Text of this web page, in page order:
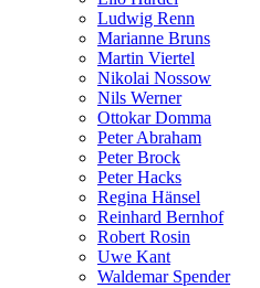
Ludwig Renn
Marianne Bruns
Martin Viertel
Nikolai Nossow
Nils Werner
Ottokar Domma
Peter Abraham
Peter Brock
Peter Hacks
Regina Hänsel
Reinhard Bernhof
Robert Rosin
Uwe Kant
Waldemar Spender